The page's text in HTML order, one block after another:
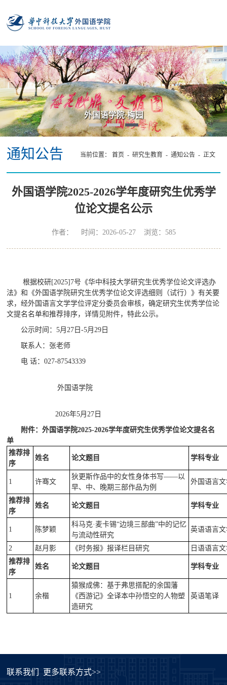
外国语学院·梅园
通知公告 当前位置： 首页 - 研究生教育 - 通知公告- 正文
外国语学院2025-2026学年度研究生优秀学
位论文提名公示
作者： 时间：2026-05-27 浏览： 585
根据校研[2025]7号《华中科技大学研究生优秀学位论文评选办
法》和《外国语学院研究生优秀学位论文评选细则（试行）》有关要
求，经外国语言文学学位评定分委员会审核，确定研究生优秀学位论
文提名名单和推荐排序，详情见附件，特此公示。
公示时间：5月27日-5月29日
联系人：张老师
电 话：027-87543339
外国语学院
2026年5月27日
附件：外国语学院2025-2026学年度研究生优秀学位论文提名名
单
推荐排
序
姓名 论文题目 学科专业
1 许骞文
狄更斯作品中的女性身体书写——以
早、中、晚期三部作品为例
外国语言
推荐排
序
姓名 论文题目 学科专业
1 陈梦颖
科马克·麦卡锡“边境三部曲”中的记忆
与流动性研究
英语语言
2 赵月影 《时务报》报译栏目研究
日语语言
推荐排
序
姓名 论文题目 学科专业
1 余楷
猿猴成佛：基于弗思搭配的余国藩
《西游记》全译本中孙悟空的人物塑
造研究
英语笔译
联系我们 更多联系方式>>